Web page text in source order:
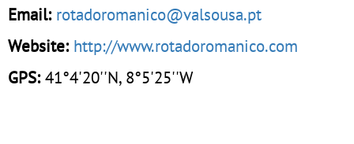
Email: rotadoromanico@valsousa.pt
Website: http://www.rotadoromanico.com
GPS:41°4'20''N, 8°5'25''W